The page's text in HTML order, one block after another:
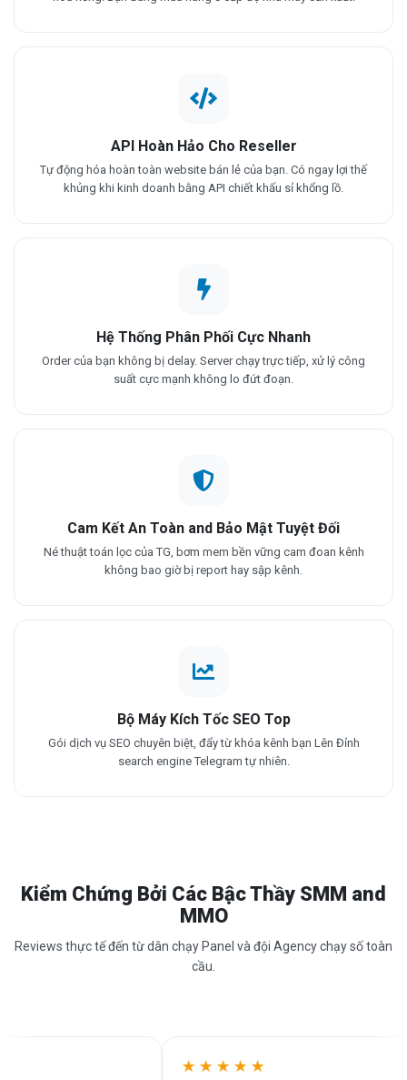
API Hoàn Hảo Cho Reseller
Tự động hóa hoàn toàn website bán lẻ của bạn. Có ngay lợi thế
khủng khi kinh doanh bằng API chiết khấu sỉ khổng lồ.
Hệ Thống Phân Phối Cực Nhanh
Order của bạn không bị delay. Server chạy trực tiếp, xử lý công
suất cực mạnh không lo đứt đoạn.
Cam Kết An Toàn and Bảo Mật Tuyệt Đối
Né thuật toán lọc của TG, bơm mem bền vững cam đoan kênh
không bao giờ bị report hay sập kênh.
Bộ Máy Kích Tốc SEO Top
Gói dịch vụ SEO chuyên biệt, đẩy từ khóa kênh bạn Lên Đỉnh
search engine Telegram tự nhiên.
Kiểm Chứng Bởi Các Bậc Thầy SMM and
MMO
Reviews thực tế đến từ dân chạy Panel và đội Agency chạy số toàn
cầu.
★★★★★